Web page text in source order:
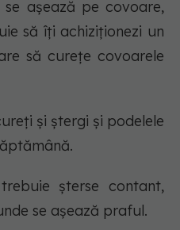
așează pe covoare,
să îți achiziționezi un
să curețe covoarele
și ștergi și podelele
șterse contant,
se așează praful.